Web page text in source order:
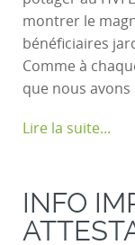
montrer le
bénéficiaires
Comme à
que nous
Lire la suite...
INFO